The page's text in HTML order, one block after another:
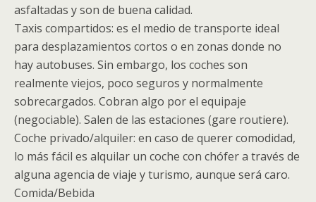
asfaltadas y son de buena calidad.
Taxis compartidos: es el medio de transporte ideal
para desplazamientos cortos o en zonas donde no
hay autobuses. Sin embargo, los coches son
realmente viejos, poco seguros y normalmente
sobrecargados. Cobran algo por el equipaje
(negociable). Salen de las estaciones (gare routiere).
Coche privado/alquiler: en caso de querer comodidad,
lo más fácil es alquilar un coche con chófer a través de
alguna agencia de viaje y turismo, aunque será caro.
Comida/Bebida